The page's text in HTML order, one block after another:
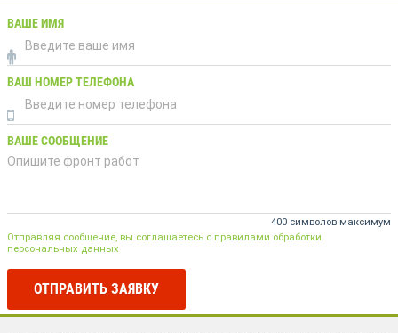
ВАШЕ ИМЯ
ВАШ НОМЕР ТЕЛЕФОНА
ВАШЕ СООБЩЕНИЕ
400 символов максимум
Отправляя сообщение, вы соглашаетесь с правилами обработки
персональных данных
ОТПРАВИТЬ ЗАЯВКУ